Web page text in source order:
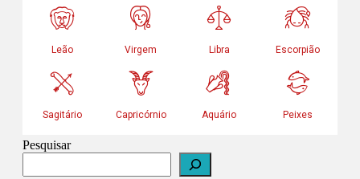
Pesquisar